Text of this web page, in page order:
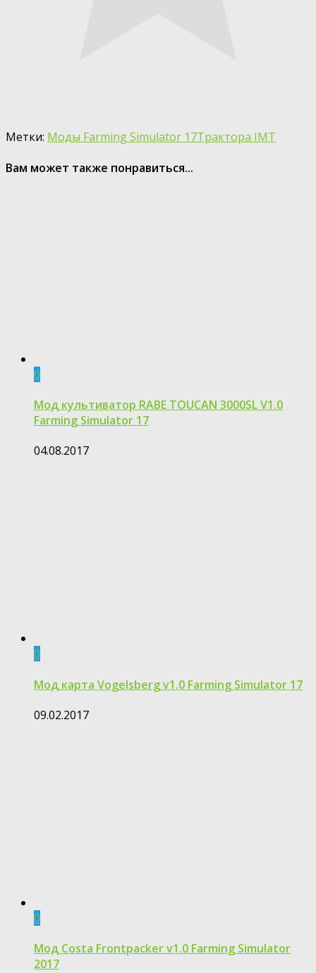
Метки: Моды Farming Simulator 17Трактора IMT
Вам может также понравиться...
0
Мод культиватор RABE TOUCAN 3000SL V1.0
Farming Simulator 17
04.08.2017
0
Мод карта Vogelsberg v1.0 Farming Simulator 17
09.02.2017
0
Мод Costa Frontpacker v1.0 Farming Simulator
2017